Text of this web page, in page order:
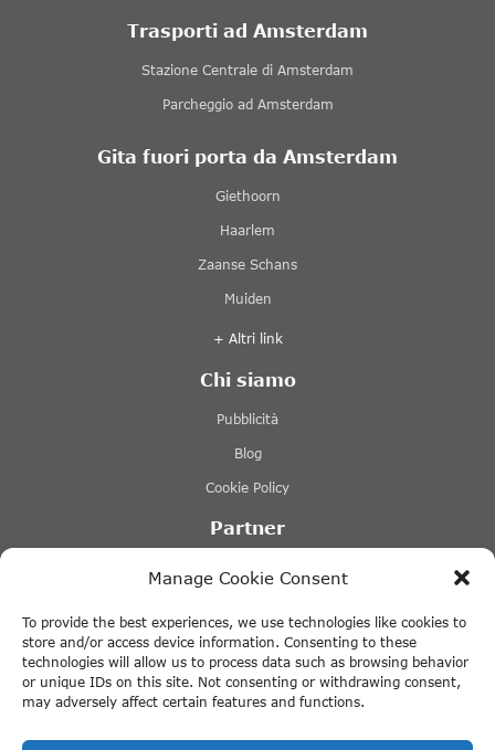
Manage Cookie Consent
To provide the best experiences, we use technologies like cookies to
store and/or access device information. Consenting to these
technologies will allow us to process data such as browsing behavior
or unique IDs on this site. Not consenting or withdrawing consent,
may adversely affect certain features and functions.
Trasporti ad Amsterdam
Stazione Centrale di Amsterdam
Parcheggio ad Amsterdam
Gita fuori porta da Amsterdam
Giethoorn
Haarlem
Zaanse Schans
Muiden
+ Altri link
Chi siamo
Pubblicità
Blog
Cookie Policy
Partner
Lovers Canal Cruises Amsterdam
Tours & Tickets Amsterdam
Canal Motorboats
+ Altri link